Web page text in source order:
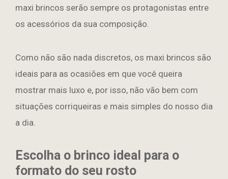
maxi brincos serão sempre os protagonistas entre
os acessórios da sua composição.
Como não são nada discretos, os maxi brincos são
ideais para as ocasiões em que você queira
mostrar mais luxo e, por isso, não vão bem com
situações corriqueiras e mais simples do nosso dia
a dia.
Escolha o brinco ideal para o
formato do seu rosto